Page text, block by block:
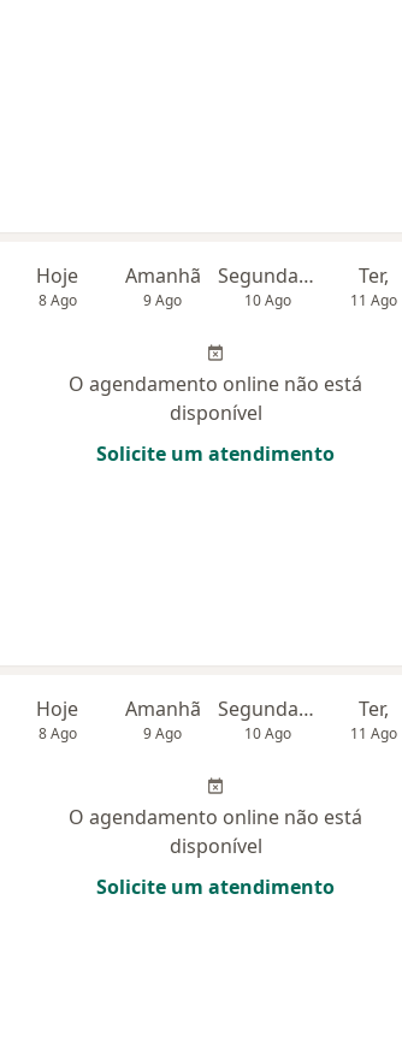
Hoje
8 Ago
Amanhã
9 Ago
Segunda-feira
10 Ago
Ter,
11 Ago
O agendamento online não está
disponível
Solicite um atendimento
Hoje
8 Ago
Amanhã
9 Ago
Segunda-feira
10 Ago
Ter,
11 Ago
O agendamento online não está
disponível
Solicite um atendimento